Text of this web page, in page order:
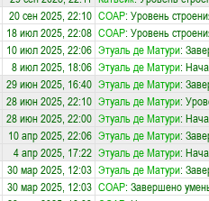
20 сен 2025, 22:10 СОАР: Уровень
18 июл 2025, 22:08 СОАР: Уровень
10 июл 2025, 22:06 Этуаль де Матури:
8 июл 2025, 18:06 Этуаль де Матури:
29 июн 2025, 16:40 Этуаль де Матури:
28 июн 2025, 22:10 Этуаль де Матури:
28 июн 2025, 22:00 Этуаль де Матури:
10 апр 2025, 22:06 Этуаль де Матури:
4 апр 2025, 17:22 Этуаль де Матури:
30 мар 2025, 12:03 Этуаль де Матури:
30 мар 2025, 12:03 СОАР: Завершено